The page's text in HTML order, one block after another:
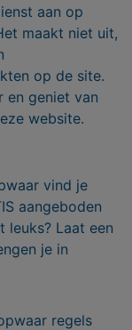
aan op
maakt niet uit,
op de site.
en geniet van
website.
vind je
aangeboden
leuks? Laat een
je in
regels